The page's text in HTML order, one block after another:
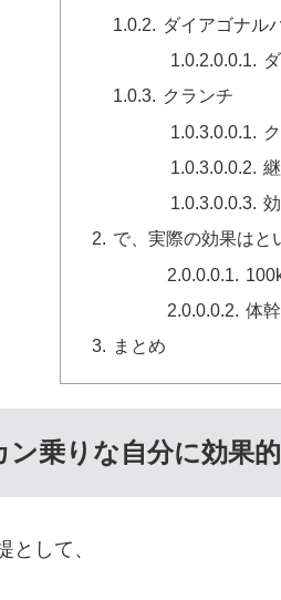
ダイアゴナル
クランチ
で、実際の効果はと
体
まとめ
ン乗りな自分に効果
として、